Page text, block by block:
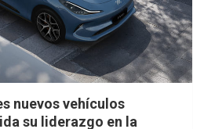
nuevos vehículos
su liderazgo en la